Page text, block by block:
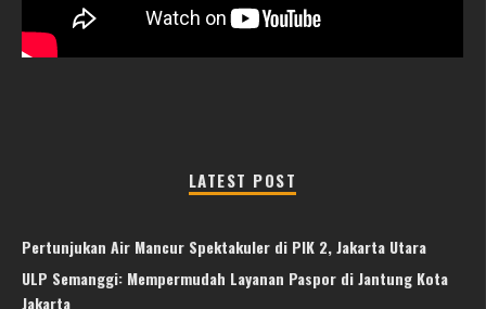
LATEST POST
Pertunjukan Air Mancur Spektakuler di PIK 2, Jakarta Utara
ULP Semanggi: Mempermudah Layanan Paspor di Jantung Kota
Jakarta